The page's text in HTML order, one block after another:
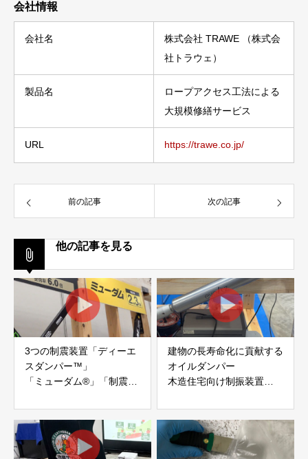
会社情報
会社名
株式会社 TRAWE （株式会
社トラウェ）
製品名
ロープアクセス工法による
大規模修繕サービス
URL https://trawe.co.jp/
前の記事 次の記事
他の記事を見る
3つの制震装置「ディーエ
スダンパー™」
「ミューダム®」「制震テ
アイディールブレーン株式
会社
建物の長寿命化に貢献する
オイルダンパー
木造住宅向け制振装置
株式会社evoltz